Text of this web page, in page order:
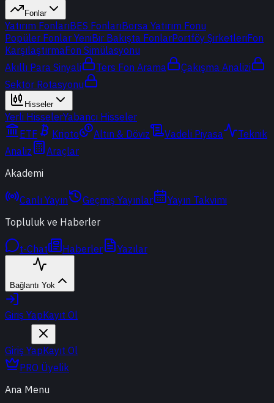
Fonlar
Yatırım FonlarıBES FonlarıBorsa Yatırım Fonu
Popüler Fonlar YeniBir Bakışta FonlarPortföy ŞirketleriFon
KarşılaştırmaFon Simülasyonu
Akıllı Para Sinyali
Ters Fon Arama
Çakışma Analizi
Sektör Rotasyonu
Hisseler
Yerli HisselerYabancı Hisseler
ETF
Kripto Altın & Döviz Vadeli Piyasa
Teknik
Analiz
Araçlar
Akademi
Canlı Yayın Geçmiş Yayınlar
Yayın Takvimi
Topluluk ve Haberler
t-Chat Haberler Yazılar
Bağlantı Yok
Giriş YapKayıt Ol
Giriş YapKayıt Ol
PRO Üyelik
Ana Menu